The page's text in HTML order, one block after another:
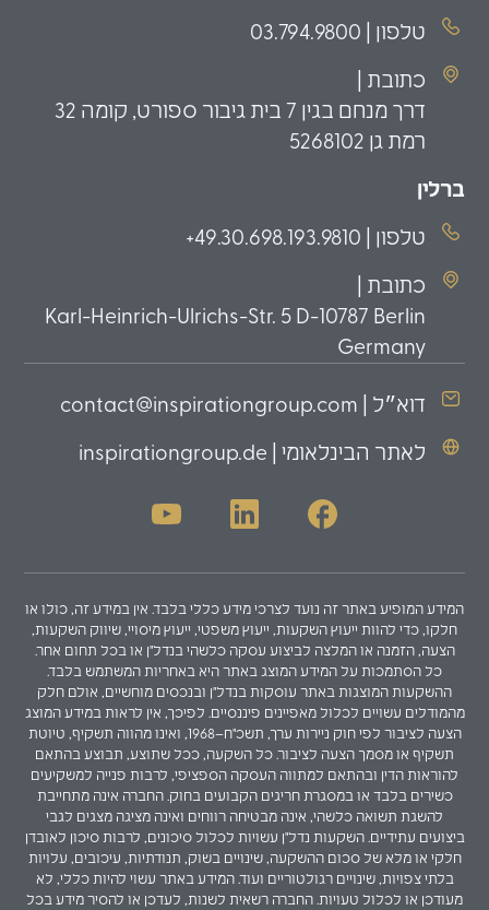
טלפון | 03.794.9800
כתובת |
דרך מנחם בגין 7 בית גיבור ספורט, קומה 32
רמת גן 5268102
ברלין
טלפון | 49.30.698.193.9810+
כתובת |
Karl-Heinrich-Ulrichs-Str. 5 D-10787 Berlin
Germany
דוא״ל | contact@inspirationgroup.com
לאתר הבינלאומי | inspirationgroup.de
המידע המופיע באתר זה נועד לצרכי מידע כללי בלבד. אין במידע זה, כולו או
חלקו, כדי להוות ייעוץ השקעות, ייעוץ משפטי, ייעוץ מיסויי, שיווק השקעות,
הצעה, הזמנה או המלצה לביצוע עסקה כלשהי בנדל"ן או בכל תחום אחר.
כל הסתמכות על המידע המוצג באתר היא באחריות המשתמש בלבד.
ההשקעות המוצגות באתר עוסקות בנדל"ן ובנכסים מוחשיים, אולם חלק
מהמודלים עשויים לכלול מאפיינים פיננסיים. לפיכך, אין לראות במידע המוצג
הצעה לציבור לפי חוק ניירות ערך, תשכ"ח–1968, ואינו מהווה תשקיף, טיוטת
תשקיף או מסמך הצעה לציבור. כל השקעה, ככל שתוצע, תבוצע בהתאם
להוראות הדין ובהתאם למתווה העסקה הספציפי, לרבות פנייה למשקיעים
כשירים בלבד או במסגרת חריגים הקבועים בחוק. החברה אינה מתחייבת
להשגת תשואה כלשהי, אינה מבטיחה רווחים ואינה מציגה מצגים לגבי
ביצועים עתידיים. השקעות נדל"ן עשויות לכלול סיכונים, לרבות סיכון לאובדן
חלקי או מלא של סכום ההשקעה, שינויים בשוק, תנודתיות, עיכובים, עלויות
בלתי צפויות, שינויים רגולטוריים ועוד. המידע באתר עשוי להיות כללי, לא
מעודכן או לכלול טעויות. החברה רשאית לשנות, לעדכן או להסיר מידע בכל